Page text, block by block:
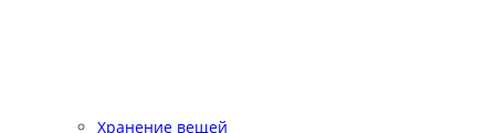
Хранение вещей